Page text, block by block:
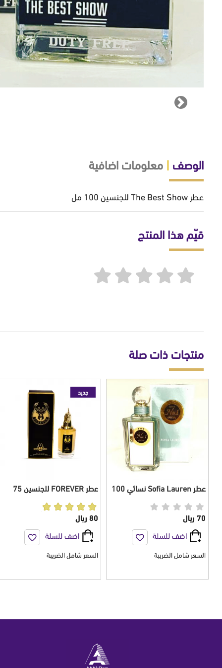
Next
الوصف | معلومات اضافية
عطر The Best Show للجنسين 100 مل
قيّم هذا المنتج
منتجات ذات صلة
عطر Sofia Lauren نسائي 100
70 ريال
اضف للسلة
السعر شامل الضريبة
جديد
عطر FOREVER للجنسين 75
80 ريال
اضف للسلة
السعر شامل الضريبة